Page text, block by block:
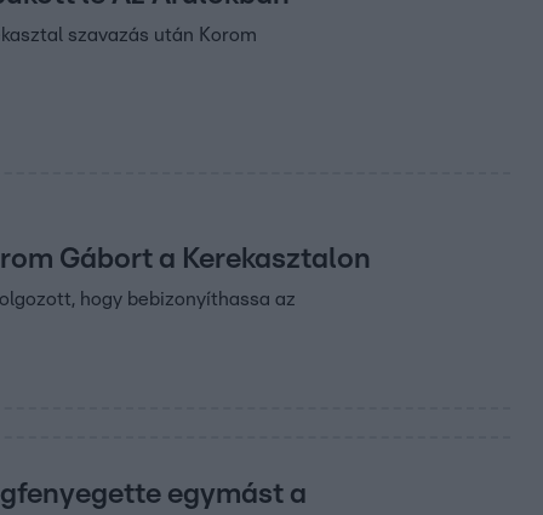
szavazás után Korom
Gábort a Kerekasztalon
hogy bebizonyíthassa az
egymást a